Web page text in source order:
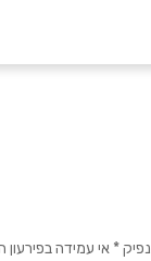
עמידה בפירעון